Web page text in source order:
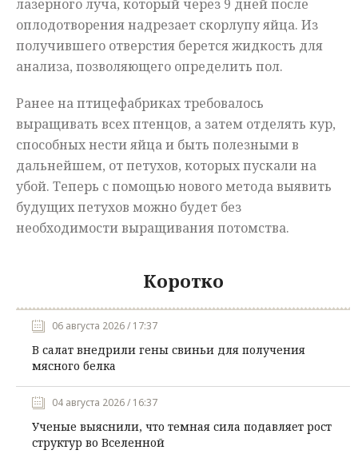
лазерного луча, который через 9 дней после
оплодотворения надрезает скорлупу яйца. Из
получившего отверстия берется жидкость для
анализа, позволяющего определить пол.
Ранее на птицефабриках требовалось
выращивать всех птенцов, а затем отделять кур,
способных нести яйца и быть полезными в
дальнейшем, от петухов, которых пускали на
убой. Теперь с помощью нового метода выявить
будущих петухов можно будет без
необходимости выращивания потомства.
Коротко
06 августа 2026 / 17:37
В салат внедрили гены свиньи для получения
мясного белка
04 августа 2026 / 16:37
Ученые выяснили, что темная сила подавляет рост
структур во Вселенной